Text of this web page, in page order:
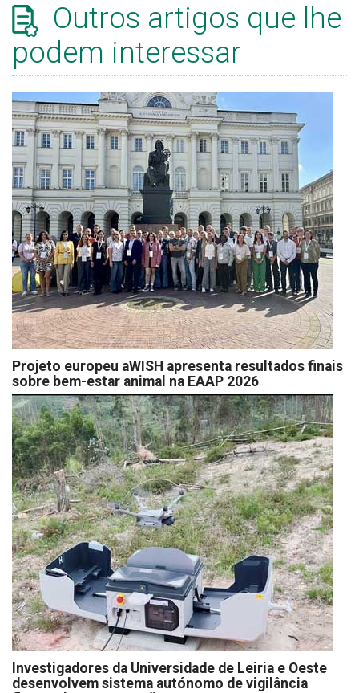
Outros artigos que lhe
podem interessar
Projeto europeu aWISH apresenta resultados finais
sobre bem-estar animal na EAAP 2026
Investigadores da Universidade de Leiria e Oeste
desenvolvem sistema autónomo de vigilância